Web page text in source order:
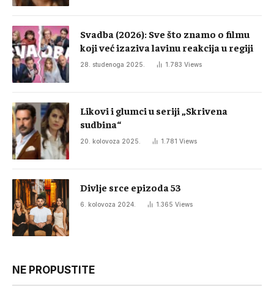
Svadba (2026): Sve što znamo o filmu
koji već izaziva lavinu reakcija u regiji
28. studenoga 2025. 1.783 Views
Likovi i glumci u seriji „Skrivena
sudbina“
20. kolovoza 2025. 1.781 Views
Divlje srce epizoda 53
6. kolovoza 2024. 1.365 Views
NE PROPUSTITE